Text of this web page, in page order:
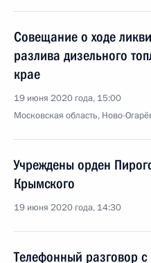
Совещание о ходе
разлива дизельного
крае
19 июня 2020 года, 15:00
Московская область, Ново-
Учреждены орден
Крымского
19 июня 2020 года, 14:30
Телефонный разговор с